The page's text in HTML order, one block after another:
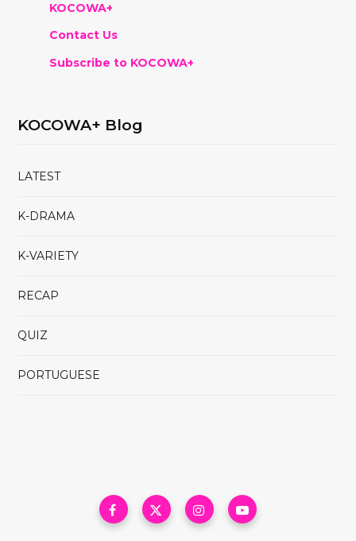
KOCOWA+
Contact Us
Subscribe to KOCOWA+
KOCOWA+ Blog
LATEST
K-DRAMA
K-VARIETY
RECAP
QUIZ
PORTUGUESE